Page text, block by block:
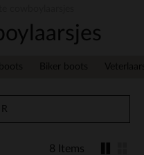
Biker boots
8 Items